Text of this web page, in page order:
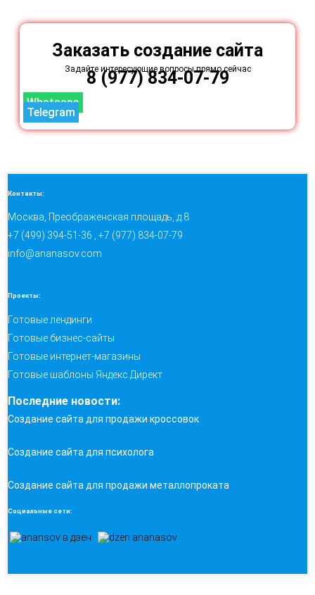
Заказать создание сайта
Задайте интересующие вопросы прямо сейчас
8 (977) 834-07-79
Whatsapp
Telegram
Контакты:
Москва, Преображенская площадь, д.8
+7 (499) 394-51-36 , +7 (977) 834-07-79
info@ananasov.com
Проекты:
Готовые лендинги
Готовые бизнес-сайты
Готовые интернет-магазины
Готовые шаблоны Яндекс.Директ
Последние новости:
Создание сайта для продажи кроссовок
Создание сайта для психолога
Создание сайта для продажи металлопроката
Социальные сети: